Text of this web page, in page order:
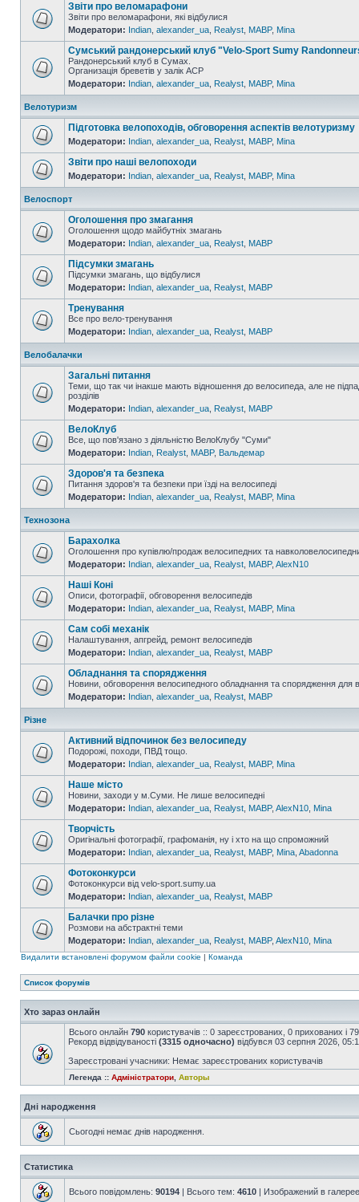
Звіти про веломарафони
Звіти про веломарафони, які відбулися
Модератори: Indian alexander_ua Realyst MABP, Mina
Сумський рандонерський клуб "Velo-Sport Sumy
Рандонерський клуб в Сумах.
Организація бреветів у залік АСР
Модератори: Indian alexander_ua Realyst MABP, Mina
Велотуризм
Підготовка велопоходів, обговорення аспектів велотуризму
Модератори: Indian alexander_ua Realyst MABP, Mina
Звіти про наші велопоходи
Модератори: Indian alexander_ua Realyst MABP, Mina
Велоспорт
Оголошення про змагання
Оголошення щодо майбутніх змагань
Модератори: Indian alexander_ua Realyst MABP
Підсумки змагань
Підсумки змагань, що відбулися
Модератори: Indian alexander_ua Realyst MABP
Тренування
Все про вело-тренування
Модератори: Indian alexander_ua Realyst MABP
Велобалачки
Загальні питання
Теми, що так чи інакше мають відношення до велосипеда, але не
розділів
Модератори: Indian alexander_ua Realyst MABP
ВелоКлуб
Все, що пов'язано з діяльністю ВелоКлубу "Суми"
Модератори: Indian Realyst MABP, Вальдемар
Здоров'я та безпека
Питання здоров'я та безпеки при їзді на велосипеді
Модератори: Indian alexander_ua Realyst MABP, Mina
Технозона
Барахолка
Оголошення про купівлю/продаж велосипедних та
Модератори: Indian alexander_ua Realyst MABP, AlexN10
Наші Коні
Описи, фотографії, обговорення велосипедів
Модератори: Indian alexander_ua Realyst MABP, Mina
Сам собі механік
Налаштування, апгрейд, ремонт велосипедів
Модератори: Indian alexander_ua Realyst MABP
Обладнання та спорядження
Новини, обговорення велосипедного обладнання та спорядження для
Модератори: Indian alexander_ua Realyst MABP
Різне
Активний відпочинок без велосипеду
Подорожі, походи, ПВД тощо.
Модератори: Indian alexander_ua Realyst MABP, Mina
Наше місто
Новини, заходи у м.Суми. Не лише велосипедні
Модератори: Indian alexander_ua Realyst MABP, AlexN10 Mina
Творчість
Оригінальні фотографії, графоманія, ну і хто на що спроможний
Модератори: Indian alexander_ua Realyst MABP, Mina Abadonna
Фотоконкурси
Фотоконкурси від velo-sport.sumy.ua
Модератори: Indian alexander_ua Realyst MABP
Балачки про різне
Розмови на абстрактні теми
Модератори: Indian alexander_ua Realyst MABP, AlexN10 Mina
Видалити встановлені форумом файли cookie | Команда
Список форумів
Хто зараз онлайн
Всього онлайн 790 користувачів :: 0 зареєстрованих, 0 прихованих і
Рекорд відвідуваності (3315 одночасно) відбувся 03 серпня 2026,
Зареєстровані учасники: Немає зареєстрованих користувачів
Легенда :: Адміністратори Авторы
Дні народження
Сьогодні немає днів народження.
Статистика
Всього повідомлень: 90194 | Всього тем: 4610 | Изображений в